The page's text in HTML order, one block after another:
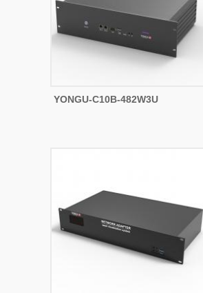
YONGU-C10B-482W3U